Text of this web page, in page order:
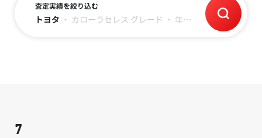
査定実績を絞り込む
トヨタ ・ カローラセレス グレード ・ 年式 走行距離
7